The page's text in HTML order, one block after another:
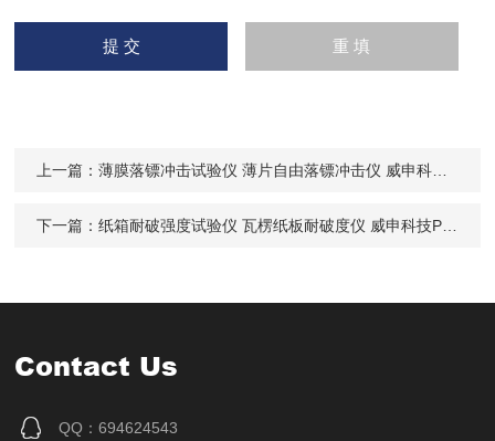
上一篇：薄膜落镖冲击试验仪 薄片自由落镖冲击仪 威申科技 WLB-01
下一篇：纸箱耐破强度试验仪 瓦楞纸板耐破度仪 威申科技PBS-01
Contact Us
QQ：694624543